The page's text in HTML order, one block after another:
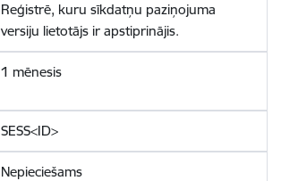
Reģistrē, kuru sīkdatņu paziņojuma
versiju lietotājs ir apstiprinājis.
1 mēnesis
SESS<ID>
Nepieciešams